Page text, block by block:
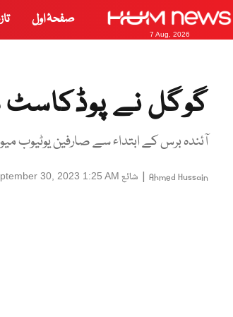
7 Aug, 2026
صفحۂ اول
گوگل نے پوڈکاسٹ
آئندہ برس کے ابتداء سے صارفین
Ahmed Hussain
| شائع 30, 2023 1:25 AM